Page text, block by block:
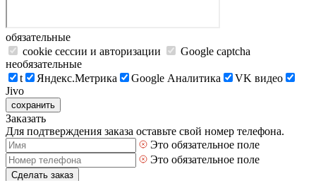
обязательные
cookie сессии и авторизации
Google captcha
необязательные
t
Яндекс.Метрика Google Аналитика
VK видео
Jivo
сохранить
Заказать
Для подтверждения заказа оставьте свой номер телефона.
Это обязательное поле
Это обязательное поле
Сделать заказ